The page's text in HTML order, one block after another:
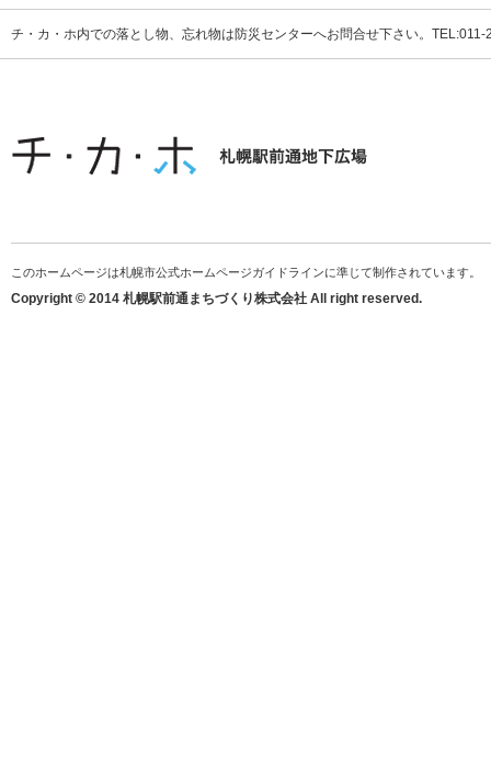
チ・カ・ホ内での落とし物、忘れ物は防災センターへお問合せ下さい。
このホームページは札幌市公式ホームページガイドラインに準じて制作されています。
Copyright © 2014 札幌駅前通まちづくり株式会社 All right reserved.